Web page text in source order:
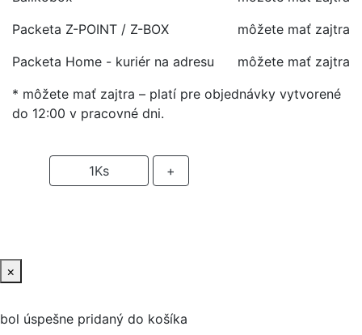
Packeta Z-POINT / Z-BOX
môžete mať zajtra
Packeta Home - kuriér na adresu
môžete mať zajtra
* môžete mať zajtra – platí pre objednávky vytvorené
do 12:00 v pracovné dni.
1Ks +
×
bol úspešne pridaný do košíka